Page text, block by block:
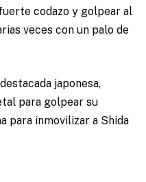
codazo y golpear al
veces con un palo de
japonesa,
para golpear su
para inmovilizar a Shida